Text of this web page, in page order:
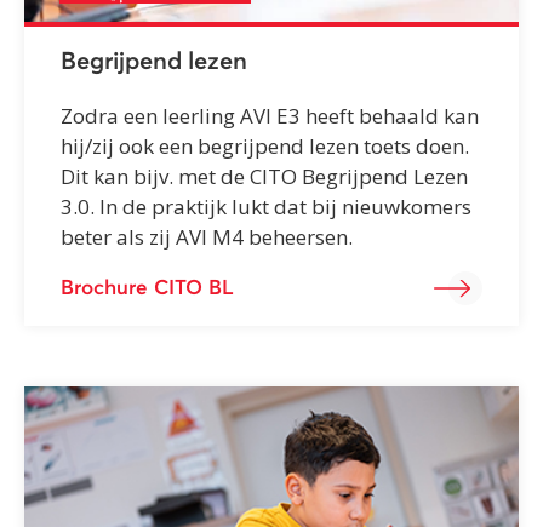
Begrijpend lezen
Zodra een leerling AVI E3 heeft behaald kan
hij/zij ook een begrijpend lezen toets doen.
Dit kan bijv. met de CITO Begrijpend Lezen
3.0. In de praktijk lukt dat bij nieuwkomers
beter als zij AVI M4 beheersen.
Brochure CITO BL